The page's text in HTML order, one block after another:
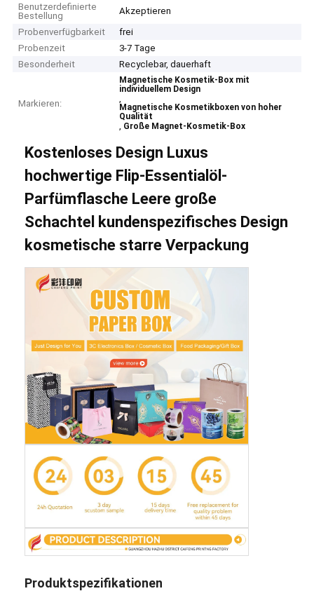
Benutzerdefinierte
Bestellung
Akzeptieren
Probenverfügbarkeit
frei
Probenzeit
3-7 Tage
Besonderheit
Recyclebar, dauerhaft
Markieren:
Magnetische Kosmetik-Box mit
individuellem Design
,
Magnetische Kosmetikboxen von hoher
Qualität
, Große Magnet-Kosmetik-Box
Kostenloses Design Luxus
hochwertige Flip-Essentialöl-
Parfümflasche Leere große
Schachtel kundenspezifisches Design
kosmetische starre Verpackung
Produktspezifikationen